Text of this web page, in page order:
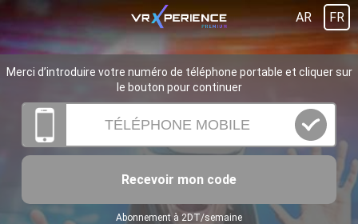
AR FR
Merci d’introduire votre numéro de téléphone portable et cliquer sur
le bouton pour continuer
Recevoir mon code
Abonnement à 2DT/semaine